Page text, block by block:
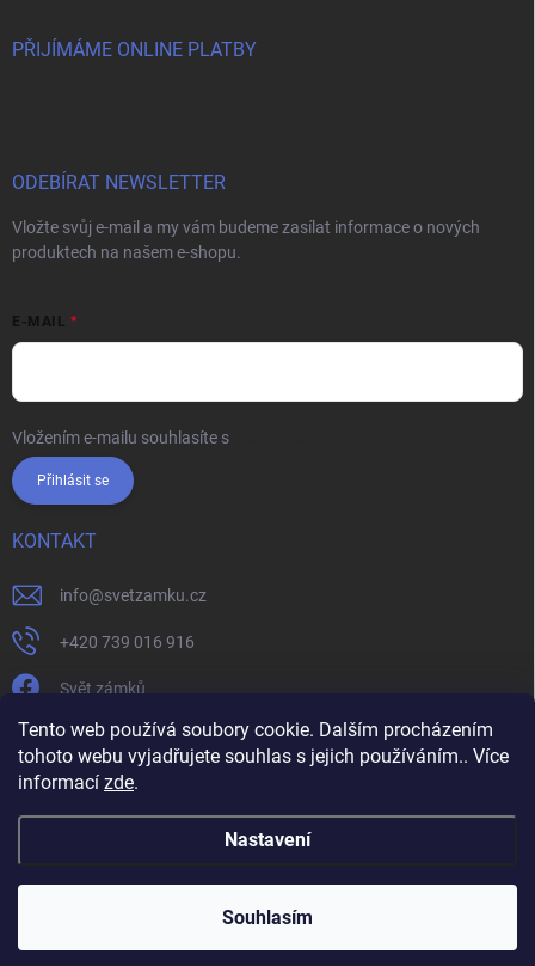
Tento web používá soubory cookie. Dalším procházením
tohoto webu vyjadřujete souhlas s jejich používáním.. Více
informací zde.
Nastavení
Souhlasím
PŘIJÍMÁME ONLINE PLATBY
ODEBÍRAT NEWSLETTER
Vložte svůj e-mail a my vám budeme zasílat informace o nových
produktech na našem e-shopu.
E-MAIL
Vložením e-mailu souhlasíte s
Přihlásit se
KONTAKT
info@svetzamku.cz
+420 739 016 916
Svět zámků
svetzamku.cz
Jak nakupovat
Podmínky ochrany osobních údajů
Svět zámků. Všechna práva vyhrazena.